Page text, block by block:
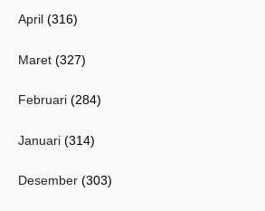
April (316)
Maret (327)
Februari (284)
Januari (314)
Desember (303)